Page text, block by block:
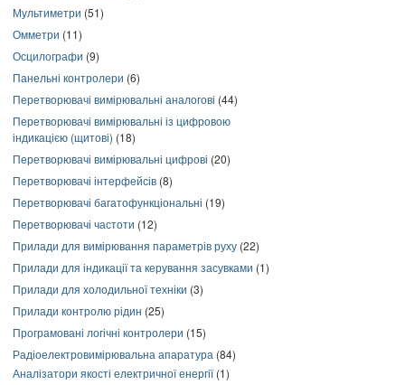
Мультиметри (51)
Омметри (11)
Осцилографи (9)
Панельні контролери (6)
Перетворювачі вимірювальні аналогові (44)
Перетворювачі вимірювальні із цифровою
індикацією (щитові) (18)
Перетворювачі вимірювальні цифрові (20)
Перетворювачі інтерфейсів (8)
Перетворювачі багатофункціональні (19)
Перетворювачі частоти (12)
Прилади для вимірювання параметрів руху (22)
Прилади для індикації та керування засувками (1)
Прилади для холодильної техніки (3)
Прилади контролю рідин (25)
Програмовані логічні контролери (15)
Радіоелектровимірювальна апаратура (84)
Аналізатори якості електричної енергії(1)